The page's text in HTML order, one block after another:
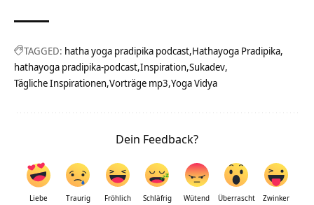
TAGGED: hatha yoga pradipika podcast Hathayoga Pradipika
hathayoga pradipika-podcast Inspiration Sukadev
Tägliche Inspirationen Vorträge mp3 Yoga Vidya
Dein Feedback?
Liebe Traurig Fröhlich Schläfrig Wütend Überrascht Zwinker